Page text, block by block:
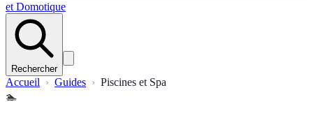
et Domotique
Rechercher
Accueil Guides
Piscines et Spa
🏊